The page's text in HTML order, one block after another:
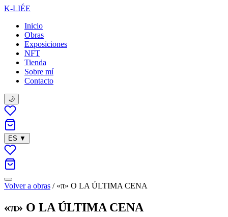
K-LIÉE
Inicio
Obras
Exposiciones
NFT
Tienda
Sobre mí
Contacto
🌙
ES ▼
Volver a obras / «π» O LA ÚLTIMA CENA
«π» O LA ÚLTIMA CENA